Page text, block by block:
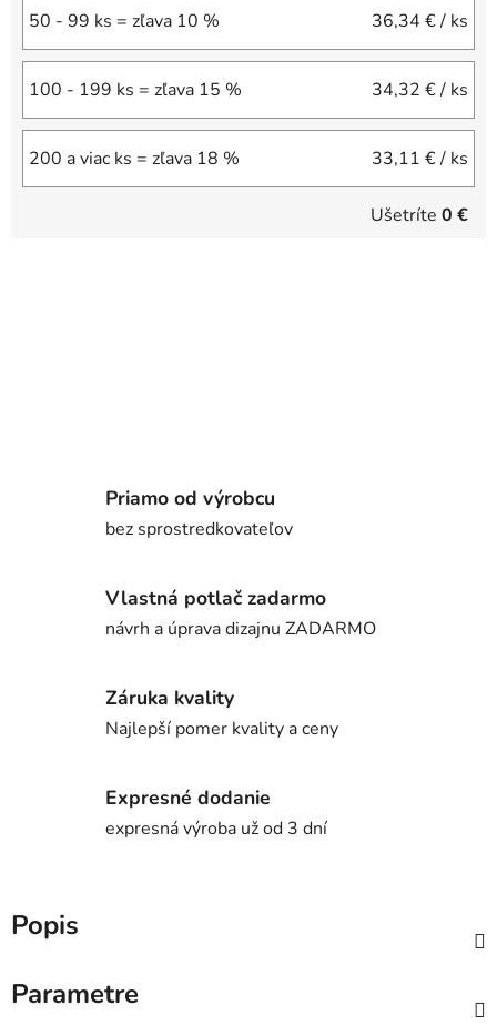
50 - 99 ks = zľava 10 % 36,34 €/ ks
100 - 199 ks = zľava 15 % 34,32 €/ ks
200 a viac ks = zľava 18 % 33,11 €/ ks
Ušetríte 0 €
Priamo od výrobcu
bez sprostredkovateľov
Vlastná potlač zadarmo
návrh a úprava dizajnu ZADARMO
Záruka kvality
Najlepší pomer kvality a ceny
Expresné dodanie
expresná výroba už od 3 dní
Popis
Parametre